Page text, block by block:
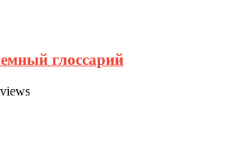
глоссарий